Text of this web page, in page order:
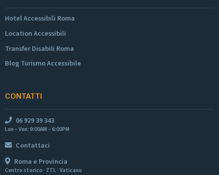
Hotel Accessibili Roma
Location Accessibili
Transfer Disabili Roma
Blog Turismo Accessibile
CONTATTI
06 929 39 343
Lun – Ven: 9:00AM – 6:00PM
Contattaci
Roma e Provincia
Centro storico · ZTL · Vaticano